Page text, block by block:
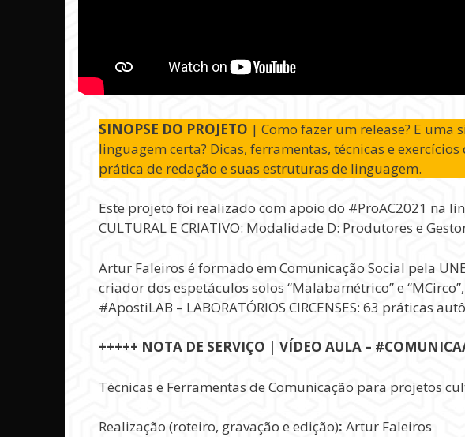
SINOPSE DO PROJETO | Como fazer um release? E uma
linguagem certa? Dicas, ferramentas, técnicas e
prática de redação e suas estruturas de linguagem.
Este projeto foi realizado com apoio do #ProAC2021 na
CULTURAL E CRIATIVO: Modalidade D: Produtores e
Artur Faleiros é formado em Comunicação Social pela
criador dos espetáculos solos “Malabamétrico” e
#ApostiLAB – LABORATÓRIOS CIRCENSES: 63 práticas
+++++ NOTA DE SERVIÇO | VÍDEO AULA –
Técnicas e Ferramentas de Comunicação para projetos
Realização (roteiro, gravação e edição): Artur Faleiros